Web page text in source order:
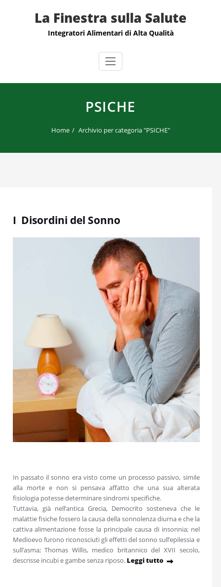
La Finestra sulla Salute
Integratori Alimentari di Alta Qualità
PSICHE
Home Archivio per categoria "PSICHE"
I Disordini del Sonno
In passato il sonno era visto come un processo passivo, simile
alla morte e non si pensava affatto che una sua alterata
fisiologia potesse determinare sindromi specifiche.
Tuttavia, già nell’antica Grecia, Democrito sosteneva che le
malattie fisiche fossero la causa della sonnolenza diurna e che la
cattiva alimentazione fosse la principale causa di insonnia; nel
Medioevo furono riconosciuti gli effetti del sonno sull’epilessia e
sull’asma; Thomas Willis, medico britannico del XVII secolo,
descrisse incubi e gambe senza riposo. Leggi tutto